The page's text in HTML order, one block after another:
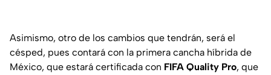
Asimismo, otro de los cambios que tendrán, será el
césped, pues contará con la primera cancha híbrida de
México, que estará certificada con FIFA Quality Pro, que